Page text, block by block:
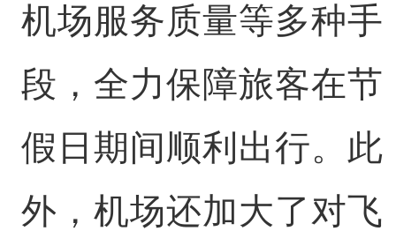
机场服务质量等多种手
段，全力保障旅客在节
假日期间顺利出行。此
外，机场还加大了对飞